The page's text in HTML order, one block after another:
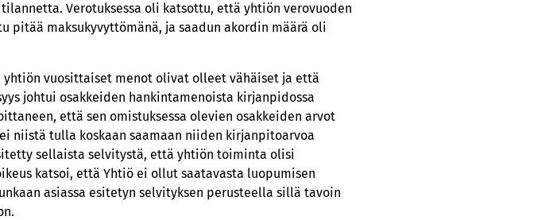
Verotuksessa oli katsottu, että yhtiön verovuoden
maksukyvyttömänä, ja saadun akordin määrä oli
vuosittaiset menot olivat olleet vähäiset ja että
johtui osakkeiden hankintamenoista kirjanpidossa
että sen omistuksessa olevien osakkeiden arvot
niistä tulla koskaan saamaan niiden kirjanpitoarvoa
sellaista selvitystä, että yhtiön toiminta olisi
katsoi, että Yhtiö ei ollut saatavasta luopumisen
asiassa esitetyn selvityksen perusteella sillä tavoin